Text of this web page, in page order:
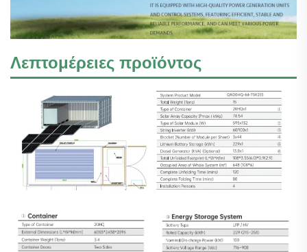
Λεπτομέρειες προϊόντος